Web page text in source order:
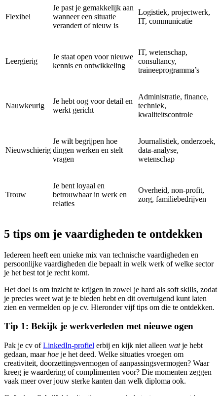
Flexibel
Je past je gemakkelijk aan
wanneer een situatie
verandert of nieuw is
Logistiek, projectwerk,
IT, communicatie
Leergierig
Je staat open voor nieuwe
kennis en ontwikkeling
IT, wetenschap,
consultancy,
traineeprogramma’s
Nauwkeurig
Je hebt oog voor detail en
werkt gericht
Administratie, finance,
techniek,
kwaliteitscontrole
Nieuwschierig
Je wilt begrijpen hoe
dingen werken en stelt
vragen
Journalistiek, onderzoek,
data-analyse,
wetenschap
Trouw
Je bent loyaal en
betrouwbaar in werk en
relaties
Overheid, non-profit,
zorg, familiebedrijven
5 tips om je vaardigheden te ontdekken
Iedereen heeft een unieke mix van technische vaardigheden en
persoonlijke vaardigheden die bepaalt in welk werk of welke sector
je het best tot je recht komt.
Het doel is om inzicht te krijgen in zowel je hard als soft skills, zodat
je precies weet wat je te bieden hebt en dit overtuigend kunt laten
zien en vermelden op je cv. Hieronder vijf tips om die te ontdekken.
Tip 1: Bekijk je werkverleden met nieuwe ogen
Pak je cv ofLinkedIn-profiel erbij en kijk niet alleen watje hebt
gedaan, maarhoe je het deed. Welke situaties vroegen om
creativiteit, doorzettingsvermogen of aanpassingsvermogen? Waar
kreeg je waardering of complimenten voor? Die momenten zeggen
vaak meer over jouw sterke kanten dan welk diploma ook.